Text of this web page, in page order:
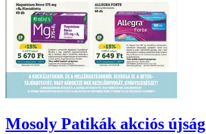
Mosoly Patikákakciós újság